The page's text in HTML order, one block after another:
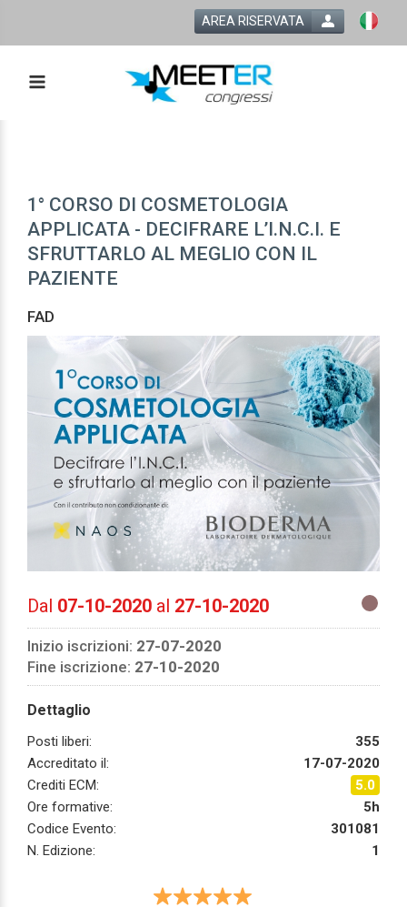
AREA RISERVATA
1° CORSO DI COSMETOLOGIA
APPLICATA - DECIFRARE L’I.N.C.I. E
SFRUTTARLO AL MEGLIO CON IL
PAZIENTE
FAD
Dal 07-10-2020 al 27-10-2020
Inizio iscrizioni: 27-07-2020
Fine iscrizione: 27-10-2020
Dettaglio
Posti liberi:
355
Accreditato il:
17-07-2020
Crediti ECM:
5.0
Ore formative:
5h
Codice Evento:
301081
N. Edizione:
1